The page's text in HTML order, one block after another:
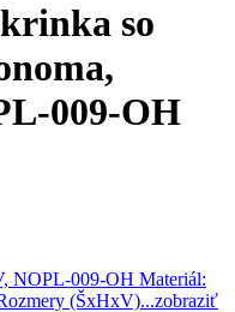
so
009-OH
NOPL-009-OH Materiál:
(ŠxHxV)...zobraziť